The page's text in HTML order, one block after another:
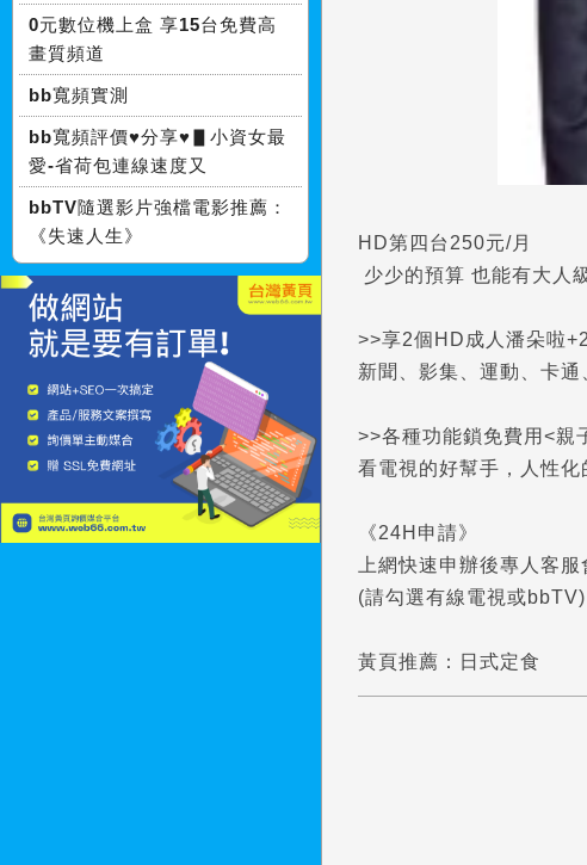
HD第四台250元/月
少少的預算 也能有大人
>>享2個HD成人潘朵啦
新聞、影集、運動、卡
>>各種功能鎖免費用<親
看電視的好幫手，人性化
《24H申請》
上網快速申辦後專人客服
(請勾選有線電視或
黃頁推薦： 日式定食
0元數位機上盒 享15台免費高
畫質頻道
bb寬頻實測
bb寬頻評價♥分享♥▋小資女最
愛-省荷包連線速度又
bbTV隨選影片強檔電影推薦：
《失速人生》